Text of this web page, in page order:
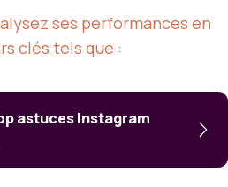
ses performances en
clés tels que :
astuces Instagram